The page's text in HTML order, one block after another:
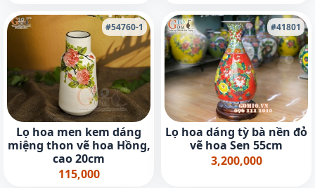
#54760-1
Lọ hoa men kem dáng
miệng thon vẽ hoa Hồng,
cao 20cm
115,000
#41801
Lọ hoa dáng tỳ bà nền đỏ
vẽ hoa Sen 55cm
3,200,000